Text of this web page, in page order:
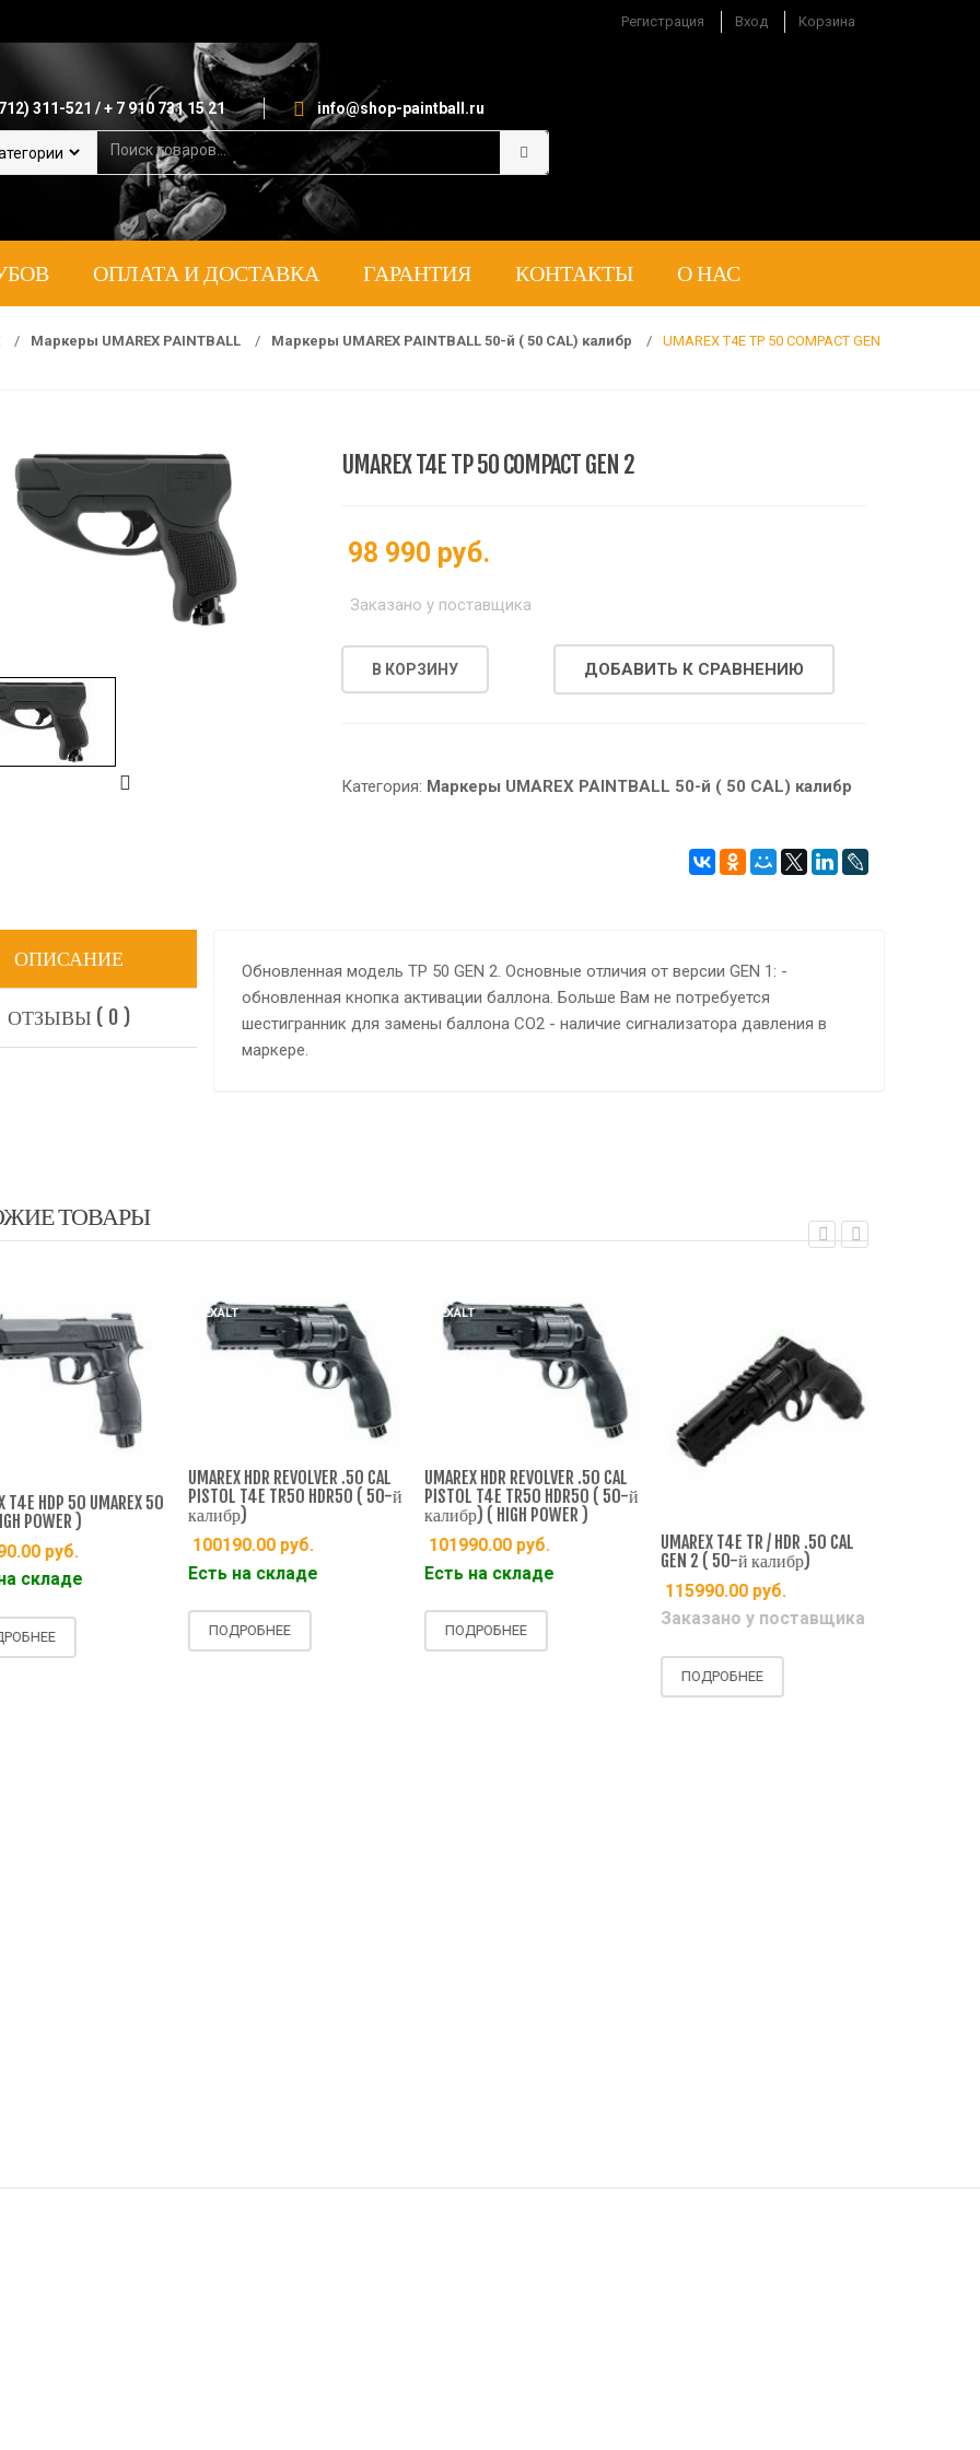
Регистрация Вход Корзина
311-521 / + 7 910 731 15 21 info@shop-paintball.ru
f
:
ОПЛАТА И ДОСТАВКА ГАРАНТИЯ КОНТАКТЫ О НАС
/ Маркеры UMAREX PAINTBALL / Маркеры UMAREX PAINTBALL 50-й ( 50 CAL) калибр /
UMAREX T4E TP 50 COMPACT GEN
UMAREX T4E TP 50 COMPACT GEN 2
98 990 руб.
Заказано у поставщика
В КОРЗИНУ ДОБАВИТЬ К СРАВНЕНИЮ
Категория: Маркеры UMAREX PAINTBALL 50-й ( 50 CAL) калибр
ОПИСАНИЕ
ОТЗЫВЫ ( 0 )
Обновленная модель TP 50 GEN 2. Основные отличия от версии GEN 1: -
обновленная кнопка активации баллона. Больше Вам не потребуется
шестигранник для замены баллона СО2 - наличие сигнализатора давления в
маркере.
ТОВАРЫ
T4E HDP 50 UMAREX 50
POWER )
руб.
складе
EXALT
UMAREX HDR REVOLVER .50 CAL
PISTOL T4E TR50 HDR50 ( 50-й
калибр)
100190.00руб.
Есть на складе
ПОДРОБНЕЕ
EXALT
UMAREX HDR REVOLVER .50 CAL
PISTOL T4E TR50 HDR50 ( 50-й
калибр) ( HIGH POWER )
101990.00руб.
Есть на складе
ПОДРОБНЕЕ
UMAREX T4E TR / HDR .50 CAL
GEN 2 ( 50-й калибр)
115990.00руб.
Заказано у поставщика
ПОДРОБНЕЕ